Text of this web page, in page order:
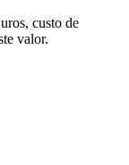
custo de
valor.